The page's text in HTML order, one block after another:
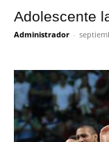
Adolescente
Administrador -